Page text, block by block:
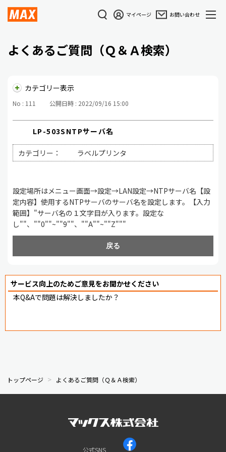
マイページ お問い合わせ
よくあるご質問（Ｑ＆Ａ検索）
カテゴリー表示
No : 111 公開日時 : 2022/09/16 15:00
LP-503SNTPサーバ名
カテゴリー： ラベルプリンタ
設定場所はメニュー画面→設定→LAN設定→NTPサーバ名【設
定内容】使用するNTPサーバのサーバ名を設定します。【入力
範囲】"サーバ名の１文字目が入ります。設定な
し""、""0""~""9""、""A""~""Z"""
戻る
サービス向上のためご意見をお聞かせください
本Q&Aで問題は解決しましたか？
トップページ よくあるご質問（Ｑ＆Ａ検索）
公式SNS